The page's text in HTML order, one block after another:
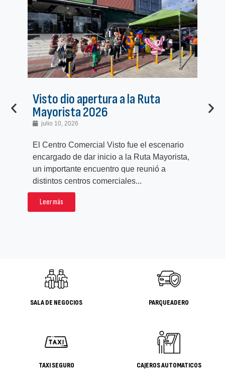
Visto dio apertura a la Ruta
Mayorista 2026
julio 10, 2026
El Centro Comercial Visto fue el escenario
encargado de dar inicio a la Ruta Mayorista,
un importante encuentro que reunió a
distintos centros comerciales...
Leer más
SALA DE NEGOCIOS PARQUEADERO
TAXI SEGURO CAJEROS AUTOMATICOS